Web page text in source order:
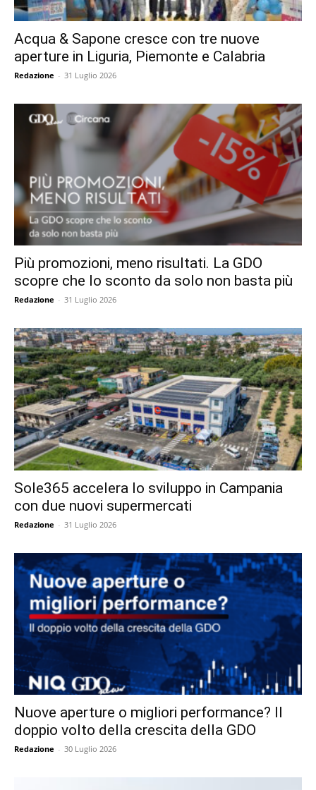
Acqua & Sapone cresce con tre nuove
aperture in Liguria, Piemonte e Calabria
Redazione - 31 Luglio 2026
Più promozioni, meno risultati. La GDO
scopre che lo sconto da solo non basta più
Redazione - 31 Luglio 2026
Sole365 accelera lo sviluppo in Campania
con due nuovi supermercati
Redazione - 31 Luglio 2026
Nuove aperture o migliori performance? Il
doppio volto della crescita della GDO
Redazione - 30 Luglio 2026